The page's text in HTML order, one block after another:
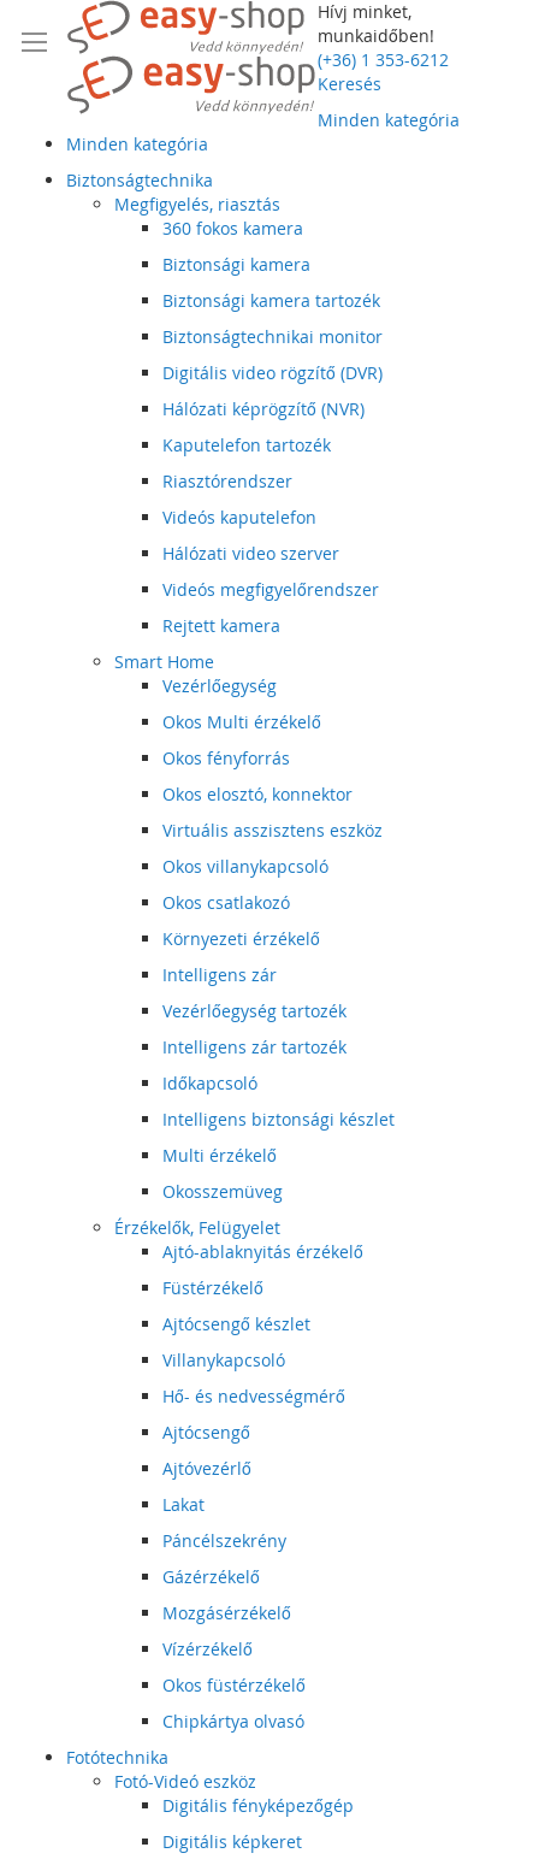
Hívj minket,
munkaidőben!
(+36) 1 353-6212
Keresés
Minden kategória
Minden kategória
Biztonságtechnika
Megfigyelés, riasztás
360 fokos kamera
Biztonsági kamera
Biztonsági kamera tartozék
Biztonságtechnikai monitor
Digitális video rögzítő (DVR)
Hálózati képrögzítő (NVR)
Kaputelefon tartozék
Riasztórendszer
Videós kaputelefon
Hálózati video szerver
Videós megfigyelőrendszer
Rejtett kamera
Smart Home
Vezérlőegység
Okos Multi érzékelő
Okos fényforrás
Okos elosztó, konnektor
Virtuális asszisztens eszköz
Okos villanykapcsoló
Okos csatlakozó
Környezeti érzékelő
Intelligens zár
Vezérlőegység tartozék
Intelligens zár tartozék
Időkapcsoló
Intelligens biztonsági készlet
Multi érzékelő
Okosszemüveg
Érzékelők, Felügyelet
Ajtó-ablaknyitás érzékelő
Füstérzékelő
Ajtócsengő készlet
Villanykapcsoló
Hő- és nedvességmérő
Ajtócsengő
Ajtóvezérlő
Lakat
Páncélszekrény
Gázérzékelő
Mozgásérzékelő
Vízérzékelő
Okos füstérzékelő
Chipkártya olvasó
Fotótechnika
Fotó-Videó eszköz
Digitális fényképezőgép
Digitális képkeret